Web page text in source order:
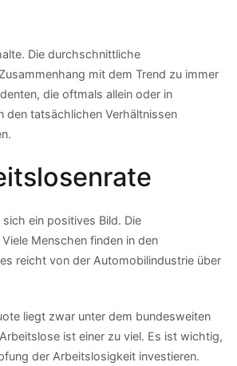
Die durchschnittliche
mit dem Trend zu immer
die oftmals allein oder in
den tatsächlichen Verhältnissen
ein positives Bild. Die
Menschen finden in den
reicht von der Automobilindustrie über
liegt zwar unter dem bundesweiten
ist einer zu viel. Es ist wichtig,
der Arbeitslosigkeit investieren.